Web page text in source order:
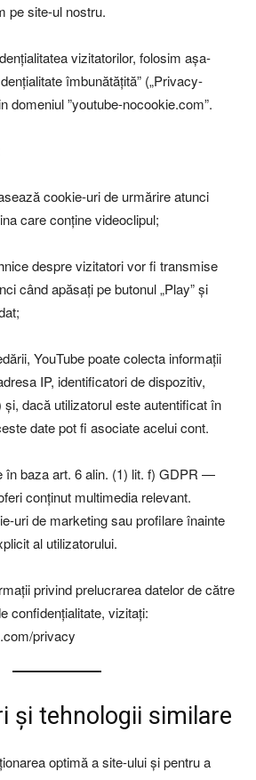
pe site-ul nostru.
vizitatorilor, folosim așa-
îmbunătățită” („Privacy-
domeniul ”youtube-nocookie.com”.
cookie-uri de urmărire atunci
care conține videoclipul;
despre vizitatori vor fi transmise
când apăsați pe butonul „Play” și
YouTube poate colecta informații
IP, identificatori de dispozitiv,
dacă utilizatorul este autentificat în
date pot fi asociate acelui cont.
în baza art. 6 alin. (1) lit. f) GDPR —
conținut multimedia relevant.
uri de marketing sau profilare înainte
al utilizatorului.
privind prelucrarea datelor de către
confidențialitate, vizitați:
privacy
și tehnologii similare
optimă a site-ului și pentru a